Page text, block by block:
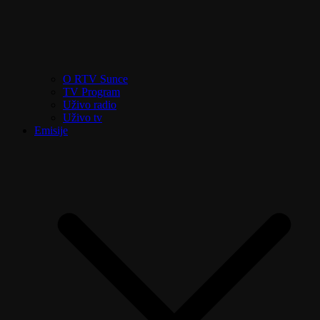
O RTV Sunce
TV Program
Uživo radio
Uživo tv
Emisije